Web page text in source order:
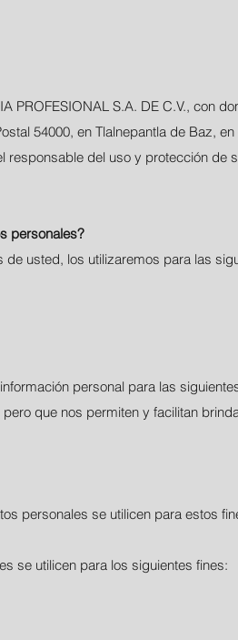
PROFESIONAL S.A. DE C.V., con
54000, en Tlalnepantla de Baz,
responsable del uso y protección de
personales?
usted, los utilizaremos para las
personal para las
que nos permiten y facilitan
personales se utilicen para estos
se utilicen para los siguientes fines: